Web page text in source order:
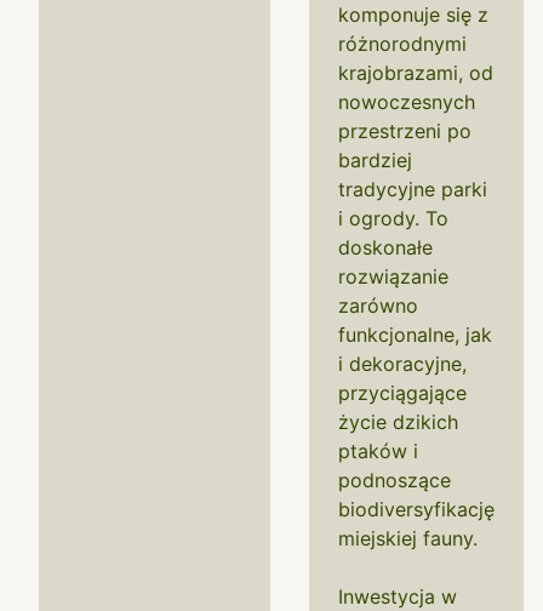
komponuje się z
różnorodnymi
krajobrazami, od
nowoczesnych
przestrzeni po
bardziej
tradycyjne parki
i ogrody. To
doskonałe
rozwiązanie
zarówno
funkcjonalne, jak
i dekoracyjne,
przyciągające
życie dzikich
ptaków i
podnoszące
biodiversyfikację
miejskiej fauny.
Inwestycja w